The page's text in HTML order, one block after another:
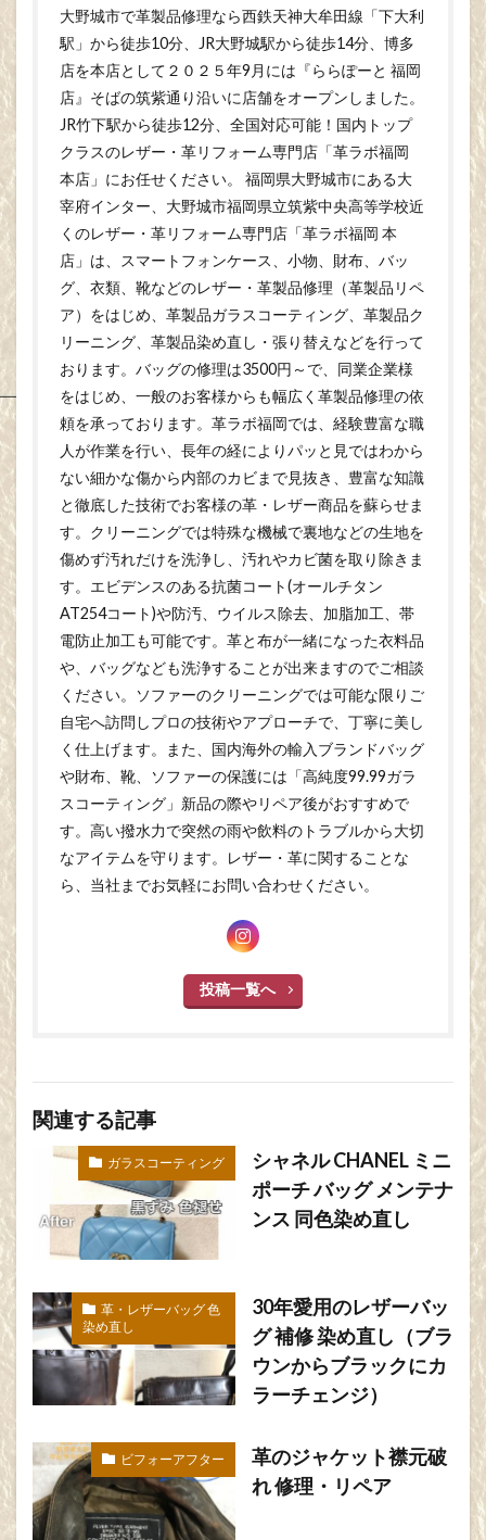
大野城市で革製品修理なら西鉄天神大牟田線「下大利
駅」から徒歩10分、JR大野城駅から徒歩14分、博多
店を本店として２０２５年9月には『ららぽーと 福岡
店』そばの筑紫通り沿いに店舗をオープンしました。
JR竹下駅から徒歩12分、全国対応可能！国内トップ
クラスのレザー・革リフォーム専門店「革ラボ福岡
本店」にお任せください。 福岡県大野城市にある大
宰府インター、大野城市福岡県立筑紫中央高等学校近
くのレザー・革リフォーム専門店「革ラボ福岡 本
店」は、スマートフォンケース、小物、財布、バッ
グ、衣類、靴などのレザー・革製品修理（革製品リペ
ア）をはじめ、革製品ガラスコーティング、革製品ク
リーニング、革製品染め直し・張り替えなどを行って
おります。バッグの修理は3500円～で、同業企業様
をはじめ、一般のお客様からも幅広く革製品修理の依
頼を承っております。革ラボ福岡では、経験豊富な職
人が作業を行い、長年の経によりパッと見ではわから
ない細かな傷から内部のカビまで見抜き、豊富な知識
と徹底した技術でお客様の革・レザー商品を蘇らせま
す。クリーニングでは特殊な機械で裏地などの生地を
傷めず汚れだけを洗浄し、汚れやカビ菌を取り除きま
す。エビデンスのある抗菌コート(オールチタン
AT254コート)や防汚、ウイルス除去、加脂加工、帯
電防止加工も可能です。革と布が一緒になった衣料品
や、バッグなども洗浄することが出来ますのでご相談
ください。ソファーのクリーニングでは可能な限りご
自宅へ訪問しプロの技術やアプローチで、丁寧に美し
く仕上げます。また、国内海外の輸入ブランドバッグ
や財布、靴、ソファーの保護には「高純度99.99ガラ
スコーティング」新品の際やリペア後がおすすめで
す。高い撥水力で突然の雨や飲料のトラブルから大切
なアイテムを守ります。レザー・革に関することな
ら、当社までお気軽にお問い合わせください。
投稿一覧へ
関連する記事
ガラスコーティング
シャネル CHANEL ミニ
ポーチ バッグ メンテナ
ンス 同色染め直し
革・レザーバッグ 色
染め直し
30年愛用のレザーバッ
グ 補修 染め直し（ブラ
ウンからブラックにカ
ラーチェンジ）
ビフォーアフター
革のジャケット襟元破
れ 修理・リペア